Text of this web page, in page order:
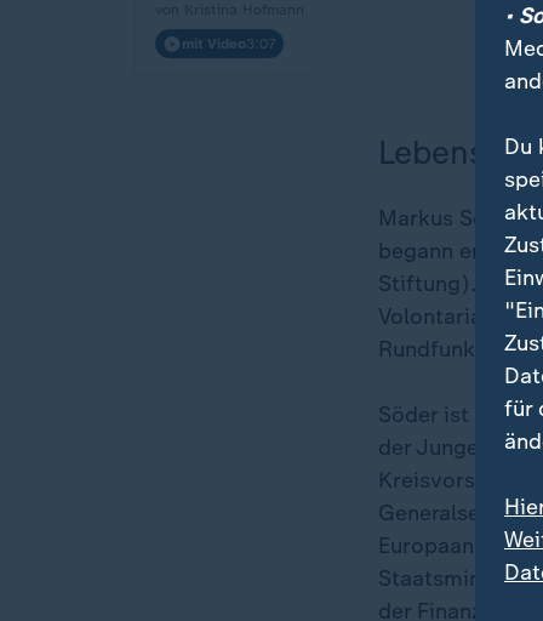
mit Video3:07
Markus Söder
begann er ein
Stiftung).
Volontariat und
Rundfunk.
Söder ist seit
der Jungen
Staatsminister
der Finanzen.
•
Du
für